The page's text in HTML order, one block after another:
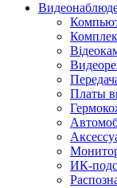
Платы
ИК-